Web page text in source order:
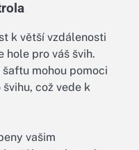
k větší vzdálenosti
pro váš švih.
mohou pomoci
což vede k
vašim